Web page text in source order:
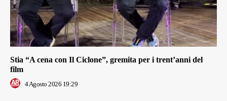
Stia “A cena con Il Ciclone”, gremita per i trent’anni del
film
4 Agosto 2026 19:29